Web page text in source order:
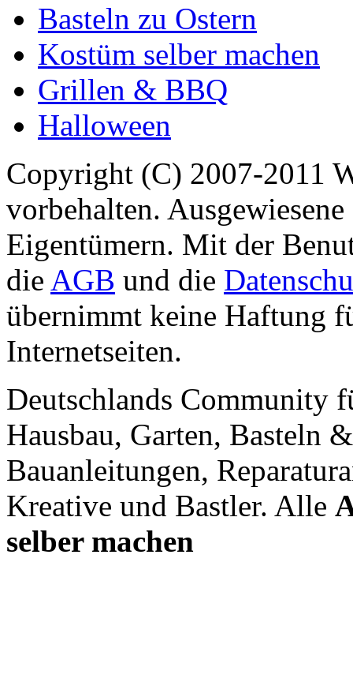
Basteln zu Ostern
Kostüm selber machen
Grillen & BBQ
Halloween
Copyright (C) 2007-2011
vorbehalten.
Eigentümern. Mit der
die AGB und die
übernimmt keine Haftung
Internetseiten.
Deutschlands Community
Hausbau, Garten, Basteln
Bauanleitungen,
Kreative und Bastler. Alle
selber machen